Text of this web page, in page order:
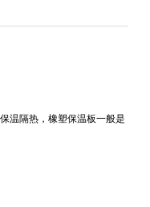
温隔热，橡塑保温板一般是